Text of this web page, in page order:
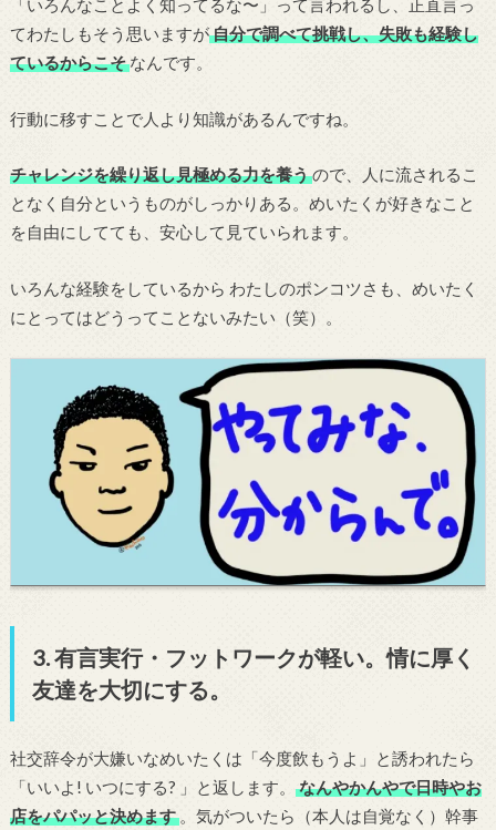
「いろんなことよく知ってるな〜」って言われるし、正直言っ
てわたしもそう思いますが自分で調べて挑戦し、失敗も経験し
ているからこそなんです。
行動に移すことで人より知識があるんですね。
チャレンジを繰り返し見極める力を養うので、人に流されるこ
となく自分というものがしっかりある。めいたくが好きなこと
を自由にしてても、安心して見ていられます。
いろんな経験をしているから わたしのポンコツさも、めいたく
にとってはどうってことないみたい（笑）。
3. 有言実行・フットワークが軽い。情に厚く
友達を大切にする。
社交辞令が大嫌いなめいたくは「今度飲もうよ」と誘われたら
「いいよ! いつにする? 」と返します。
なんやかんやで日時やお
店をパパッと決めます。気がついたら（本人は自覚なく）幹事